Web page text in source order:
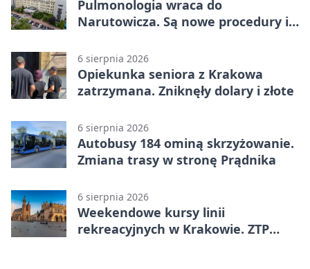
Pulmonologia wraca do
Narutowicza. Są nowe procedury i
6 sierpnia 2026
Opiekunka seniora z Krakowa
zatrzymana. Zniknęły dolary i złote
6 sierpnia 2026
Autobusy 184 ominą skrzyżowanie.
Zmiana trasy w stronę Prądnika
6 sierpnia 2026
Weekendowe kursy linii
rekreacyjnych w Krakowie. ZTP